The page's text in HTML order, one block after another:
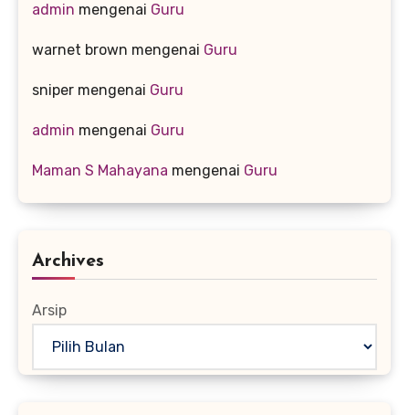
admin mengenai Guru
warnet brown mengenai Guru
sniper mengenai Guru
admin mengenai Guru
Maman S Mahayana mengenai Guru
Archives
Arsip